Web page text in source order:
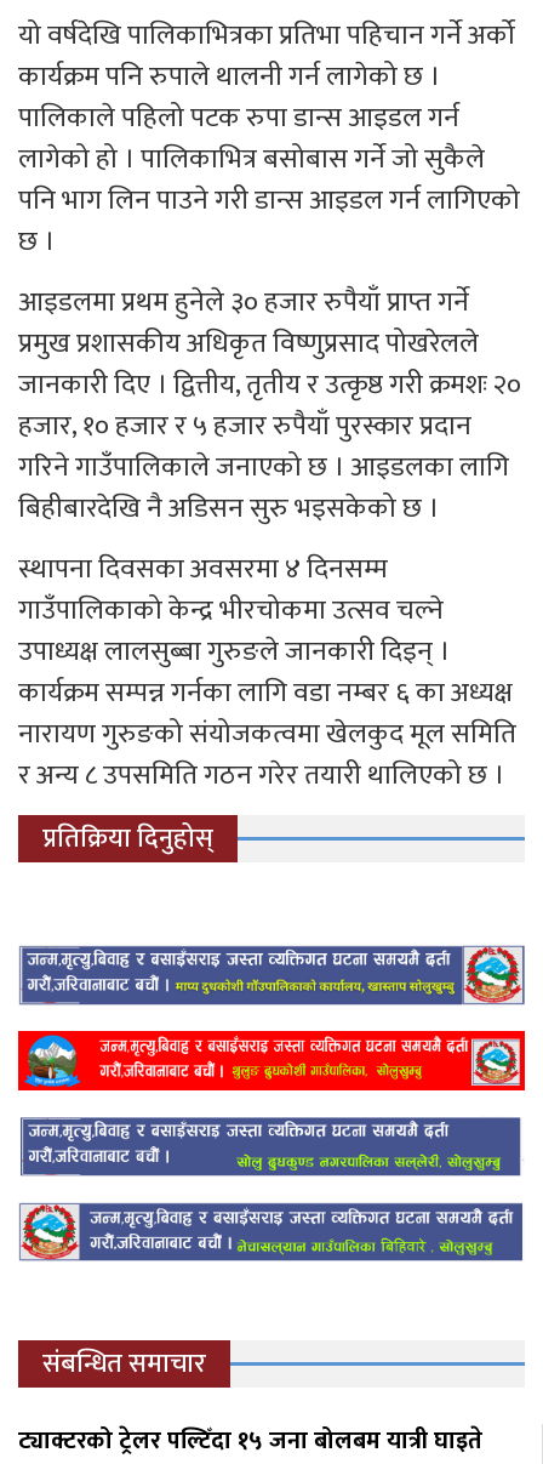
यो वर्षदेखि पालिकाभित्रका प्रतिभा पहिचान गर्ने अर्को
कार्यक्रम पनि रुपाले थालनी गर्न लागेको छ ।
पालिकाले पहिलो पटक रुपा डान्स आइडल गर्न
लागेको हो । पालिकाभित्र बसोबास गर्ने जो सुकैले
पनि भाग लिन पाउने गरी डान्स आइडल गर्न लागिएको
छ ।
आइडलमा प्रथम हुनेले ३० हजार रुपैयाँ प्राप्त गर्ने
प्रमुख प्रशासकीय अधिकृत विष्णुप्रसाद पोखरेलले
जानकारी दिए । द्वित्तीय, तृतीय र उत्कृष्ठ गरी क्रमशः २०
हजार, १० हजार र ५ हजार रुपैयाँ पुरस्कार प्रदान
गरिने गाउँपालिकाले जनाएको छ । आइडलका लागि
बिहीबारदेखि नै अडिसन सुरु भइसकेको छ ।
स्थापना दिवसका अवसरमा ४ दिनसम्म
गाउँपालिकाको केन्द्र भीरचोकमा उत्सव चल्ने
उपाध्यक्ष लालसुब्बा गुरुङले जानकारी दिइन् ।
कार्यक्रम सम्पन्न गर्नका लागि वडा नम्बर ६ का अध्यक्ष
नारायण गुरुङको संयोजकत्वमा खेलकुद मूल समिति
र अन्य ८ उपसमिति गठन गरेर तयारी थालिएको छ ।
प्रतिक्रिया दिनुहोस्
संबन्धित समाचार
ट्याक्टरको ट्रेलर पल्टिँदा १५ जना बोलबम यात्री घाइते